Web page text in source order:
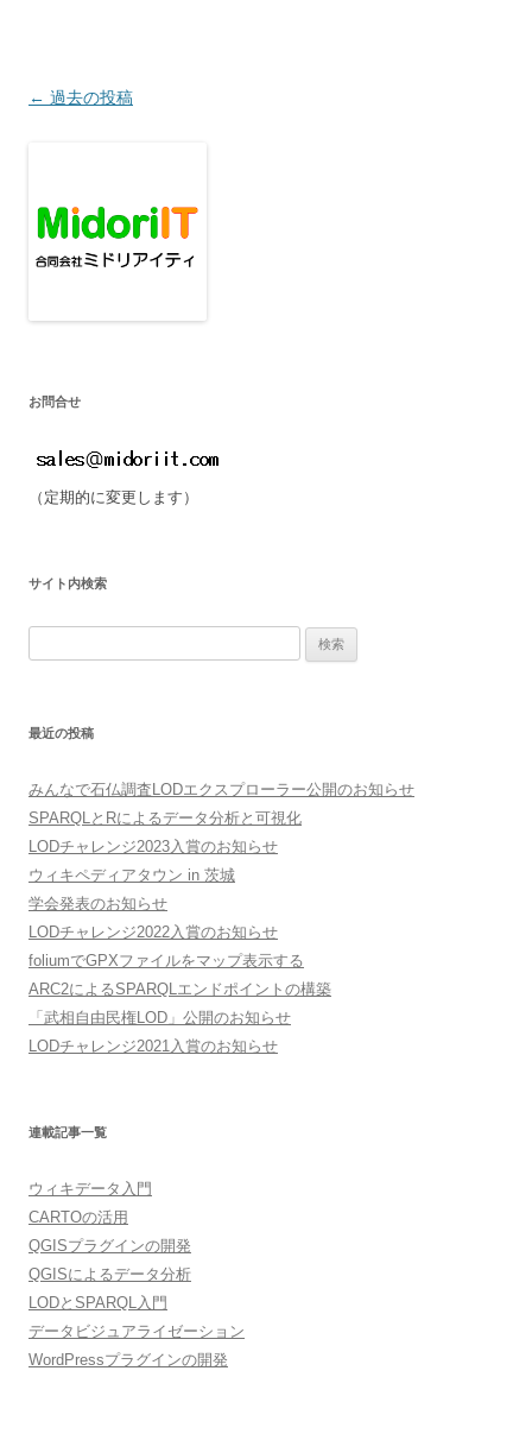
投
ー
← 過去の投稿
お問合せ
（定期的に変更します）
サイト内検索
最近の投稿
みんなで石仏調査LODエクスプローラー公開のお知らせ
SPARQLとRによるデータ分析と可視化
LODチャレンジ2023入賞のお知らせ
ウィキペディアタウン in 茨城
学会発表のお知らせ
LODチャレンジ2022入賞のお知らせ
foliumでGPXファイルをマップ表示する
ARC2によるSPARQLエンドポイントの構築
「武相自由民権LOD」公開のお知らせ
LODチャレンジ2021入賞のお知らせ
連載記事一覧
ウィキデータ入門
CARTOの活用
QGISプラグインの開発
QGISによるデータ分析
LODとSPARQL入門
データビジュアライゼーション
WordPressプラグインの開発